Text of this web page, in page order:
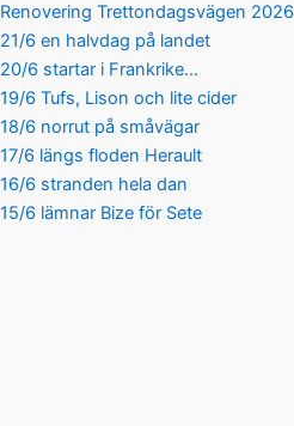
Renovering Trettondagsvägen 2026
21/6 en halvdag på landet
20/6 startar i Frankrike…
19/6 Tufs, Lison och lite cider
18/6 norrut på småvägar
17/6 längs floden Herault
16/6 stranden hela dan
15/6 lämnar Bize för Sete